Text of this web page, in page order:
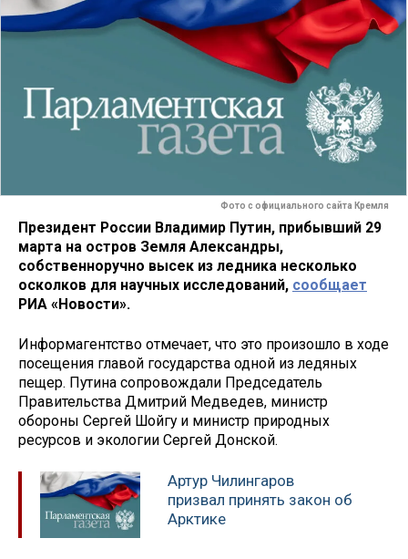
Фото с официального сайта Кремля
Президент России Владимир Путин, прибывший 29
марта на остров Земля Александры,
собственноручно высек из ледника несколько
осколков для научных исследований, сообщает
РИА «Новости».
Информагентство отмечает, что это произошло в ходе
посещения главой государства одной из ледяных
пещер. Путина сопровождали Председатель
Правительства Дмитрий Медведев, министр
обороны Сергей Шойгу и министр природных
ресурсов и экологии Сергей Донской.
Артур Чилингаров
призвал принять закон об
Арктике